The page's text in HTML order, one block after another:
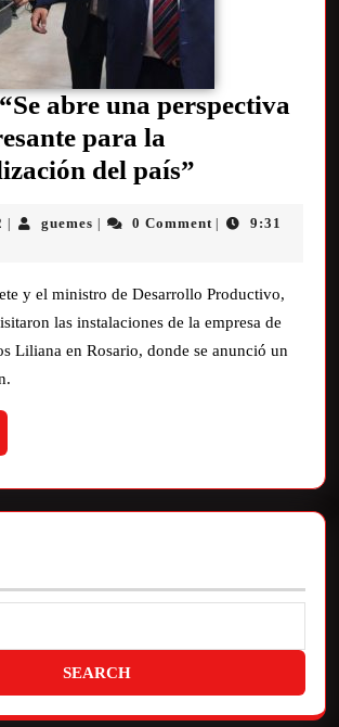
abre una perspectiva
para la
del país”
guemes 0 Comment
9:31
y el ministro de Desarrollo Productivo,
las instalaciones de la empresa de
Liliana en Rosario, donde se anunció un